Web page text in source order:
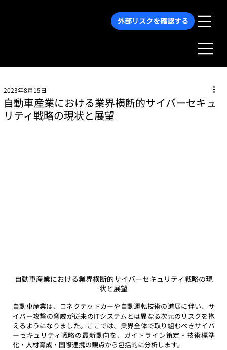
外部リスクを確認する
自動車産業における業界横断的サイバーセキュ
リティ戦略の現状と展望
2023年8月15日
自動車産業における業界横断的サイバーセキュリティ戦略の現
状と展望
自動車産業は、コネクテッドカーや自動運転技術の進展に伴い、サ
イバー攻撃の脅威が従来のITシステムとは異なる次元のリスクを抱
えるようになりました。ここでは、業界全体で取り組むべきサイバ
ーセキュリティ戦略の最新動向を、ガイドライン策定・技術標準
化・人材育成・国際連携の観点から包括的に分析します。